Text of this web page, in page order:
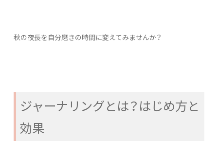
秋の夜長を自分磨きの時間に変えてみませんか？
ジャーナリングとは？はじめ方と
効果